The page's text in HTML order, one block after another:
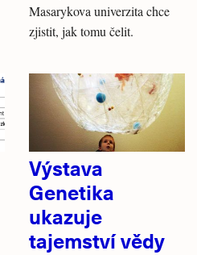
Masarykova univerzita chce
zjistit, jak tomu čelit.
Výstava
Genetika
ukazuje
tajemství vědy